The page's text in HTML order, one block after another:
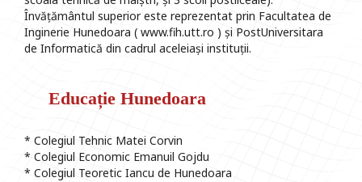
Învățământul superior este reprezentat prin Facultatea de
Inginerie Hunedoara ( www.fih.utt.ro ) și PostUniversitara
de Informatică din cadrul aceleiași instituții.
Educație Hunedoara
* Colegiul Tehnic Matei Corvin
* Colegiul Economic Emanuil Gojdu
* Colegiul Teoretic Iancu de Hunedoara